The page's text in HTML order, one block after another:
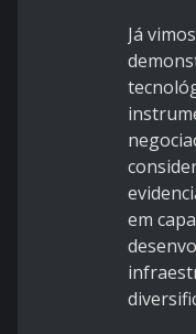
Já
em